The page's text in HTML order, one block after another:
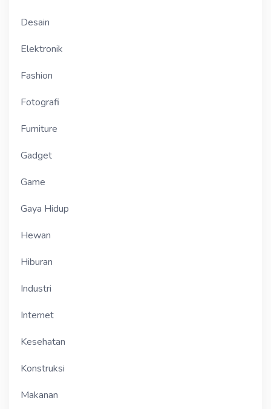
Desain
Elektronik
Fashion
Fotografi
Furniture
Gadget
Game
Gaya Hidup
Hewan
Hiburan
Industri
Internet
Kesehatan
Konstruksi
Makanan